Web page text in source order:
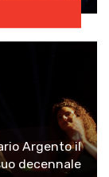
Argento il
decennale